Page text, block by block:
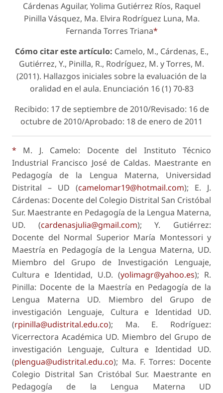
Cárdenas Aguilar, Yolima Gutiérrez Ríos, Raquel
Pinilla Vásquez, Ma. Elvira Rodríguez Luna, Ma.
Fernanda Torres Triana*
Cómo citar este artículo: Camelo, M., Cárdenas, E.,
Gutiérrez, Y., Pinilla, R., Rodríguez, M. y Torres, M.
(2011). Hallazgos iniciales sobre la evaluación de la
oralidad en el aula. Enunciación 16 (1) 70-83
Recibido: 17 de septiembre de 2010/Revisado: 16 de
octubre de 2010/Aprobado: 18 de enero de 2011
* M. J. Camelo: Docente del Instituto Técnico
Industrial Francisco José de Caldas. Maestrante en
Pedagogía de la Lengua Materna, Universidad
Distrital – UD (camelomar19@hotmail.com); E. J.
Cárdenas: Docente del Colegio Distrital San Cristóbal
Sur. Maestrante en Pedagogía de la Lengua Materna,
UD. (cardenasjulia@gmail.com); Y. Gutiérrez:
Docente del Normal Superior María Montessori y
Maestría en Pedagogía de la Lengua Materna, UD.
Miembro del Grupo de Investigación Lenguaje,
Cultura e Identidad, U.D. (yolimagr@yahoo.es); R.
Pinilla: Docente de la Maestría en Pedagogía de la
Lengua Materna UD. Miembro del Grupo de
investigación Lenguaje, Cultura e Identidad UD.
(rpinilla@udistrital.edu.co); Ma. E. Rodríguez:
Vicerrectora Académica UD. Miembro del Grupo de
investigación Lenguaje, Cultura e Identidad UD.
(plengua@udistrital.edu.co); Ma. F. Torres: Docente
Colegio Distrital San Cristóbal Sur. Maestrante en
Pedagogía de la Lengua Materna UD